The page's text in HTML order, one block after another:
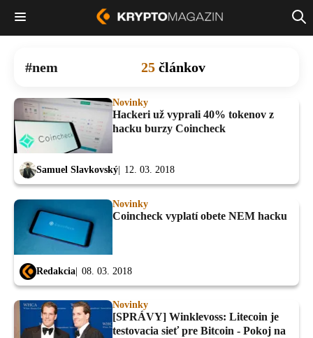
nem 25 článkov
Novinky
Hackeri už vyprali 40% tokenov z
hacku burzy Coincheck
Samuel Slavkovský 12. 03. 2018
Novinky
Coincheck vyplatí obete NEM hacku
Redakcia 08. 03. 2018
Novinky
[SPRÁVY] Winklevoss: Litecoin je
testovacia sieť pre Bitcoin - Pokoj na